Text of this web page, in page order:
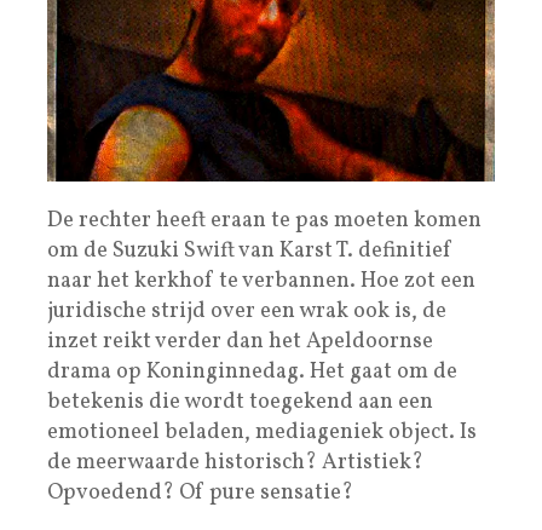
De rechter heeft eraan te pas moeten komen
om de Suzuki Swift van Karst T. definitief
naar het kerkhof te verbannen. Hoe zot een
juridische strijd over een wrak ook is, de
inzet reikt verder dan het Apeldoornse
drama op Koninginnedag. Het gaat om de
betekenis die wordt toegekend aan een
emotioneel beladen, mediageniek object. Is
de meerwaarde historisch? Artistiek?
Opvoedend? Of pure sensatie?